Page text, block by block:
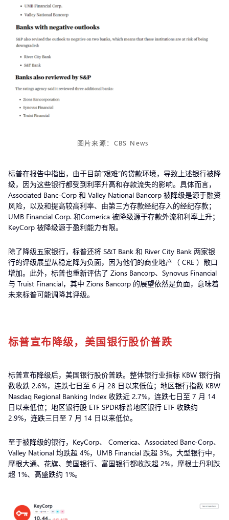
图片来源：CBS News
标普在报告中指出，由于目前“艰难”的贷款环境，导致上述银行被降
级，因为这些银行都受到利率升高和存款流失的影响。具体而言，
Associated Banc-Corp 和 Valley National Bancorp 被降级是源于融资
风险，以及和提高较高利率、由第三方存款经纪存入的经纪存款；
UMB Financial Corp. 和Comerica 被降级源于存款外流和利率上升；
KeyCorp 被降级源于盈利能力有限。
除了降级五家银行，标普还将 S&T Bank 和 River City Bank 两家银
行的评级展望从稳定降为负面，因为他们的商业地产（ CRE ）敞口
增加。此外，标普也重新评估了 Zions Bancorp、Synovus Financial
与 Truist Financial，其中 Zions Bancorp 的展望依然是负面，意味着
未来标普可能调降其评级。
标普宣布降级，美国银行股价普跌
标普宣布降级后，美国银行股价普跌。整体银行业指标 KBW 银行指
数收跌 2.6%，连跌七日至 6 月 28 日以来低位；地区银行指数 KBW
Nasdaq Regional Banking Index 收跌近 2.7%，连跌七日至 7 月 14
日以来低位；地区银行股 ETF SPDR标普地区银行 ETF 收跌约
2.9%，连跌三日至 7 月 14 日以来低位。
至于被降级的银行，KeyCorp、 Comerica、Associated Banc-Corp、
Valley National 均跌超 4%，UMB Financial 跌超 3%。大型银行中，
摩根大通、花旗、美国银行、富国银行都收跌超 2%，摩根士丹利跌
超 1%、高盛跌约 1%。